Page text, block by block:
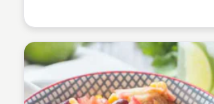
chercher des ingrédients rares pour
le dahl : […]